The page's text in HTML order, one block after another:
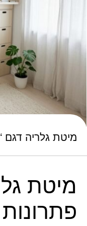
מיטת גלריה דגם
מיטת
כמות מיטת גלריה דגם